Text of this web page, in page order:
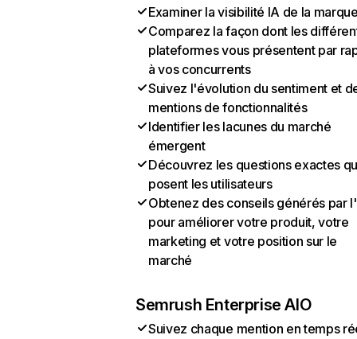
Examiner la visibilité IA de la
Comparez la façon dont les
plateformes vous présentent par
à vos concurrents
Suivez l'évolution du sentiment et
mentions de fonctionnalités
Identifier les lacunes du marché
émergent
Découvrez les questions exactes
posent les utilisateurs
Obtenez des conseils générés par
pour améliorer votre produit, votre
marketing et votre position sur le
marché
Semrush Enterprise AIO
Suivez chaque mention en temps